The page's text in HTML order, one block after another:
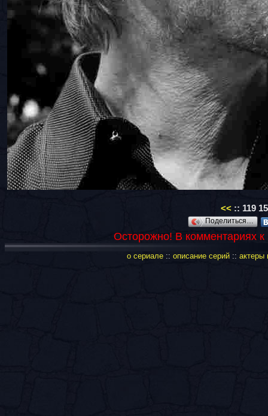
<< :: 119
Поделиться…
Осторожно! В комментариях
о сериале:: описание серий:: актеры